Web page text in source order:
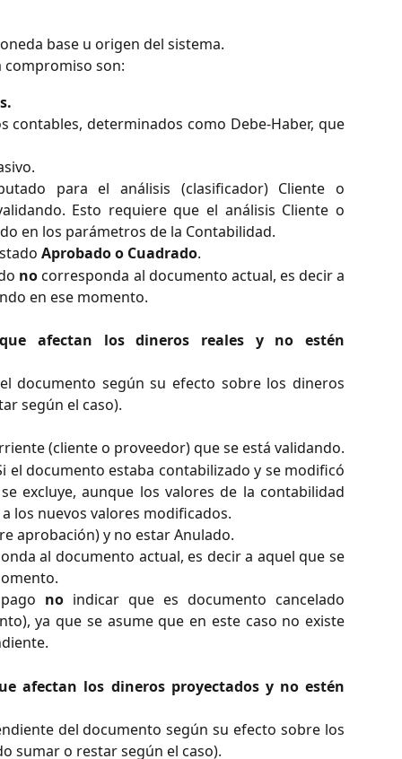
base u origen del sistema.
compromiso son:
contables, determinados como Debe-Haber, que
para el análisis (clasificador) Cliente o
Esto requiere que el análisis Cliente o
en los parámetros de la Contabilidad.
Aprobado o Cuadrado.
nocorresponda al documento actual, es decir a
en ese momento.
que afectan los dineros reales y no estén
documento según su efecto sobre los dineros
según el caso).
(cliente o proveedor) que se está validando.
el documento estaba contabilizado y se modificó
excluye, aunque los valores de la contabilidad
los nuevos valores modificados.
aprobación) y no estar Anulado.
al documento actual, es decir a aquel que se
no indicar que es documento cancelado
ya que se asume que en este caso no existe
afectan los dineros proyectados y no estén
del documento según su efecto sobre los
sumar o restar según el caso).